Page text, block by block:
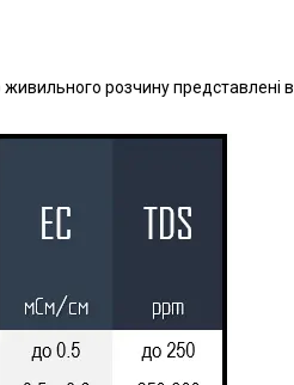
живильного розчину представлені в